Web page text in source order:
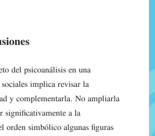
del psicoanálisis en una
implica revisar la
y complementarla. No ampliarla
significativamente a la
orden simbólico algunas figuras